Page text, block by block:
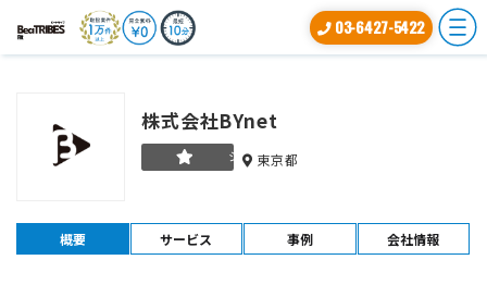
03-6427-5422
株式会社BYnet
シルバー
東京都
概要 サービス 事例 会社情報